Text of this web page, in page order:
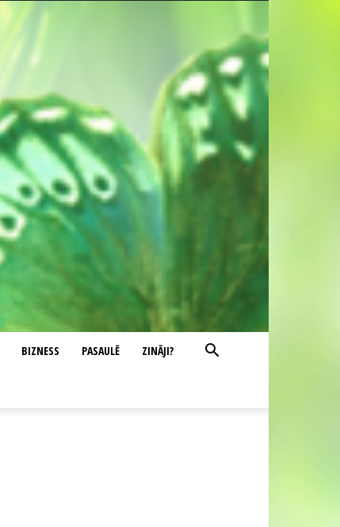
BIZNESS PASAULĒ ZINĀJI?